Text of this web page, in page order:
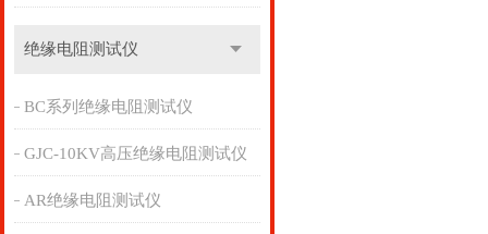
绝缘电阻测试仪
BC系列绝缘电阻测试仪
GJC-10KV高压绝缘电阻测试仪
AR绝缘电阻测试仪